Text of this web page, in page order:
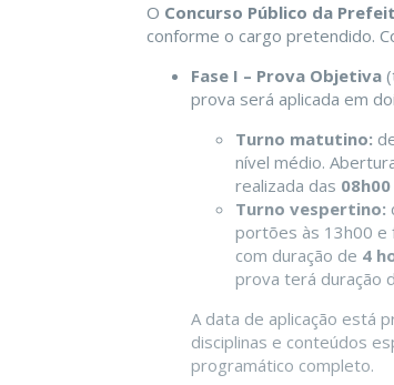
O Concurso Público da
conforme o cargo pretendido.
Fase I – Prova Objetiva
prova será aplicada em
Turno matutino:
nível médio.
realizada das
Turno vespertino:
portões às 13h00 e
com duração de 4
prova terá duração
A data de aplicação está
disciplinas e conteúdos
programático completo.